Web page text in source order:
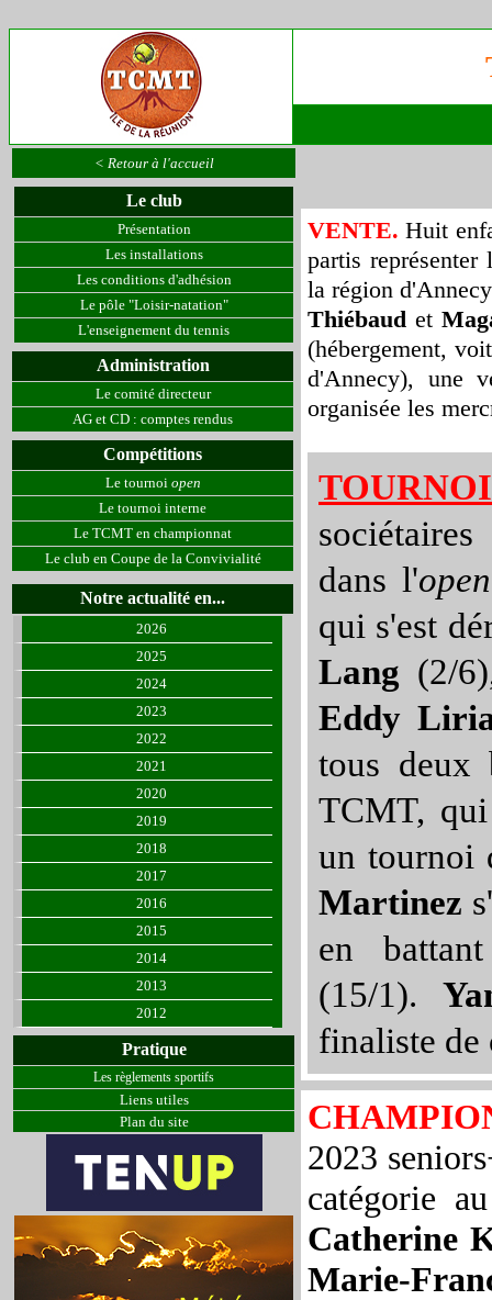
< Retour à l'accueil
Le club
Présentation
Les installations
Les conditions d'adhésion
Le pôle "Loisir-natation"
L'enseignement du tennis
Administration
Le comité directeur
AG et CD : comptes rendus
Compétitions
Le tournoi open
Le tournoi interne
Le TCMT en championnat
Le club en Coupe de la Convivialité
Notre actualité en...
2026
2025
2024
2023
2022
2021
2020
2019
2018
2017
2016
2015
2014
2013
2012
Pratique
Les règlements sportifs
Liens utiles
Plan du site
VENTE. Huit
partis représenter
la région
Thiébaud et
(hébergement,
d'Annecy), une
organisée les
dans l'open
qui s'est
Lang (2/
Eddy
tous deux
TCMT,
un tournoi
Martinez
en
(15/1).
finaliste de
2023
catégorie
Catherine
Marie-